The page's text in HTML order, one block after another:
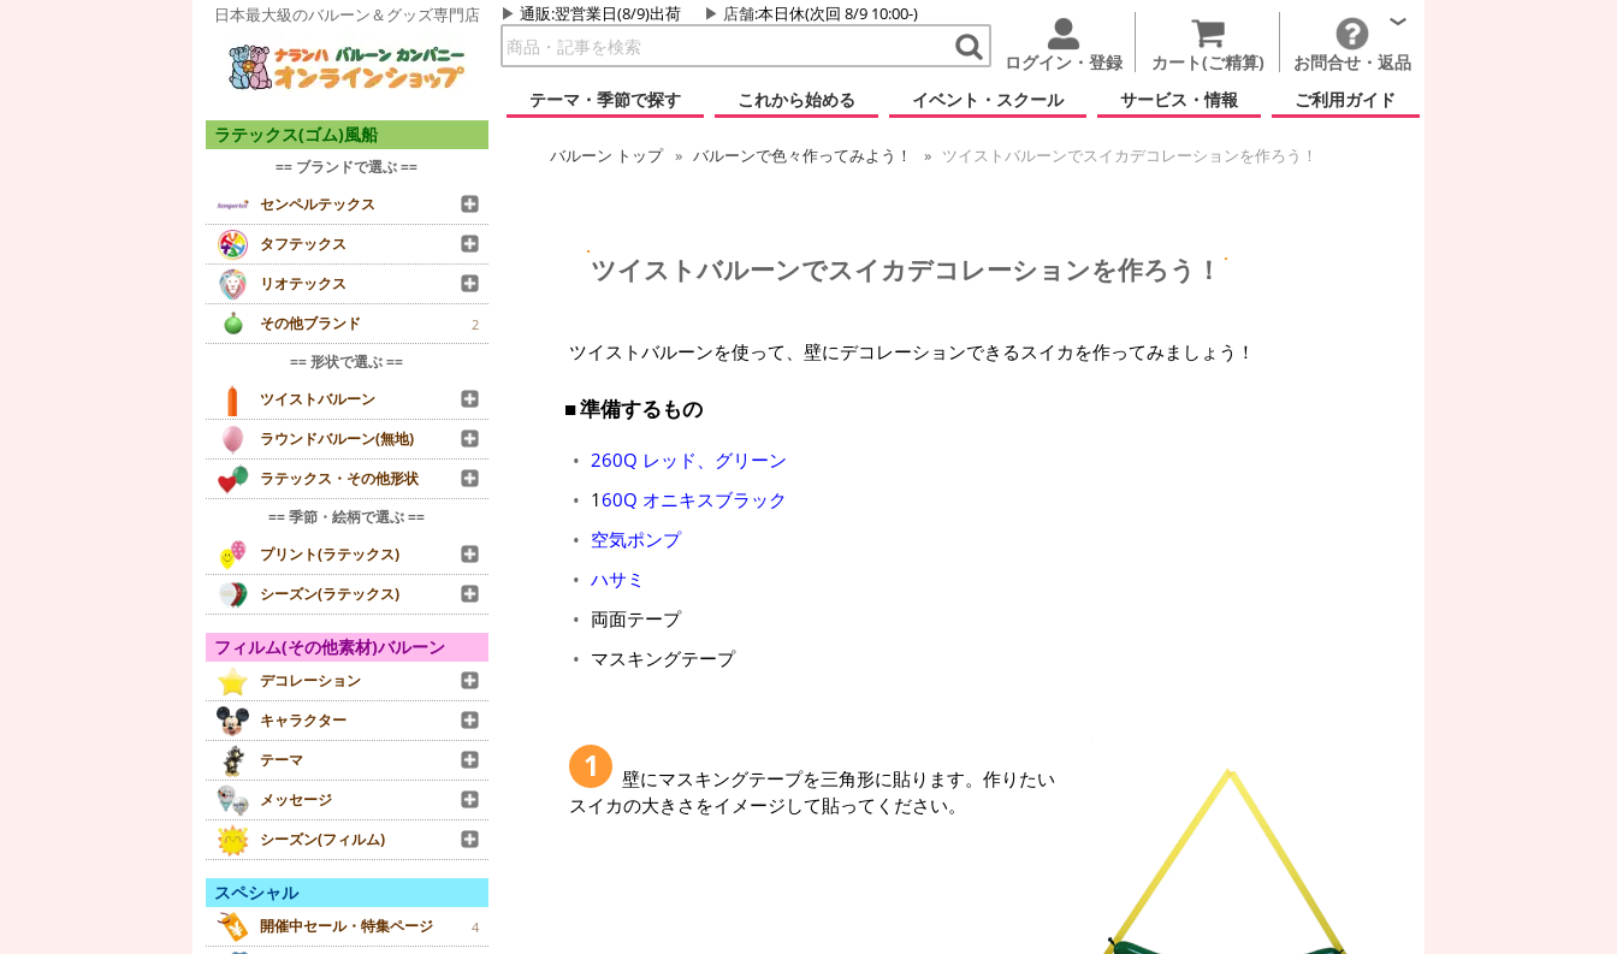
日本最大級のバルーン＆グッズ専門店 通販:翌営業日(8/9)出荷 店舗:本日休(次回 8/9 10:00-)
ログイン・登録 カート(ご精算)
お問合せ・返品
テーマ・季節で探す
これから始める イベント・スクール サービス・情報 ご利用ガイド
ラテックス(ゴム)風船
== ブランドで選ぶ ==
センペルテックス
タフテックス
リオテックス
その他ブランド
2
== 形状で選ぶ ==
ツイストバルーン
ラウンドバルーン(無地)
ラテックス・その他形状
== 季節・絵柄で選ぶ ==
プリント(ラテックス)
シーズン(ラテックス)
フィルム(その他素材)バルーン
デコレーション
キャラクター
テーマ
メッセージ
シーズン(フィルム)
スペシャル
開催中セール・特集ページ 4
バルーン トップ バルーンで色々作ってみよう！ ツイストバルーンでスイカデコレーションを作ろう！
ツイストバルーンでスイカデコレーションを作ろう！
ツイストバルーンを使って、壁にデコレーションできるスイカを作ってみましょう！
準備するもの
260Q レッド、グリーン
160Q オニキスブラック
空気ポンプ
ハサミ
両面テープ
マスキングテープ
1
壁にマスキングテープを三角形に貼ります。作りたい
スイカの大きさをイメージして貼ってください。